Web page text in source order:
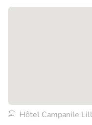
Hôtel Campanile